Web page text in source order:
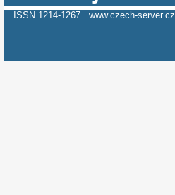
ISSN 1214-1267 www.czech-server.cz